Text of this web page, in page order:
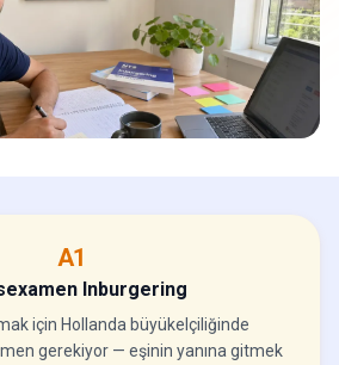
A1
Inburgering
için Hollanda büyükelçiliğinde
gerekiyor — eşinin yanına gitmek